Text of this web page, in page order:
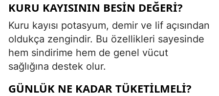
KURU KAYISININ BESIN DEĞERI?
Kuru kayısı potasyum, demir ve lif açısından
oldukça zengindir. Bu özellikleri sayesinde
hem sindirime hem de genel vücut
sağlığına destek olur.
GÜNLÜK NE KADAR TÜKETILMELI?